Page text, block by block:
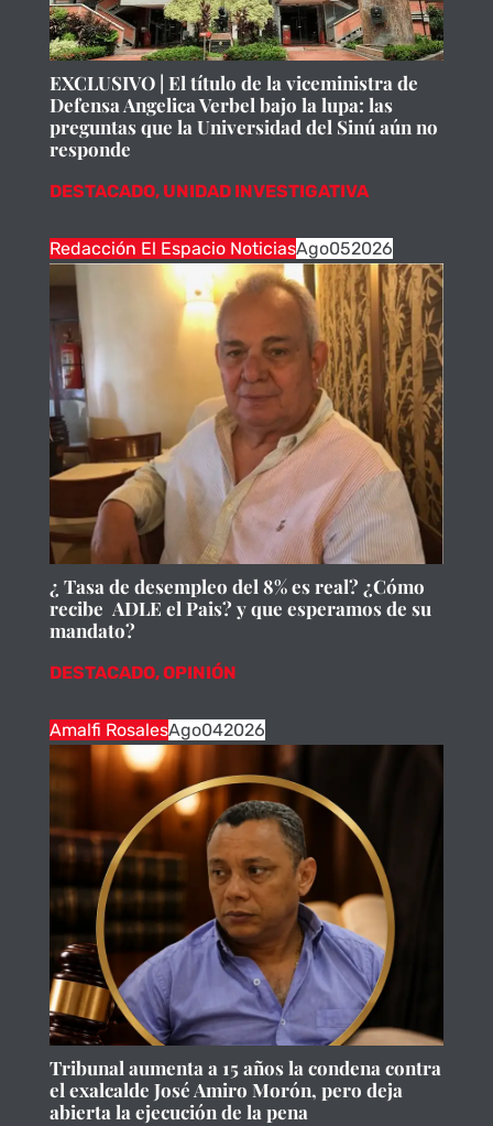
EXCLUSIVO | El título de la viceministra de
Defensa Angelica Verbel bajo la lupa: las
preguntas que la Universidad del Sinú aún no
responde
DESTACADO, UNIDAD INVESTIGATIVA
Redacción El Espacio NoticiasAgo052026
¿ Tasa de desempleo del 8% es real? ¿Cómo
recibe ADLE el Pais? y que esperamos de su
mandato?
DESTACADO,OPINIÓN
Amalfi RosalesAgo042026
Tribunal aumenta a 15 años la condena contra
el exalcalde José Amiro Morón, pero deja
abierta la ejecución de la pena